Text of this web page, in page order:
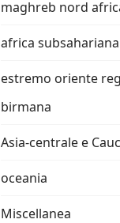
maghreb nord
africa subsahariana
estremo oriente
birmana
Asia-centrale e
oceania
Miscellanea